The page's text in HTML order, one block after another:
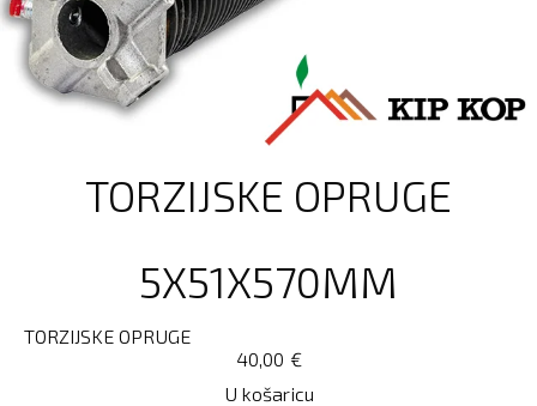
TORZIJSKE OPRUGE
5X51X570MM
TORZIJSKE OPRUGE
€
40,00
U košaricu